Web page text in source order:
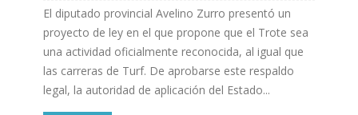
El diputado provincial Avelino Zurro presentó un
proyecto de ley en el que propone que el Trote sea
una actividad oficialmente reconocida, al igual que
las carreras de Turf. De aprobarse este respaldo
legal, la autoridad de aplicación del Estado...